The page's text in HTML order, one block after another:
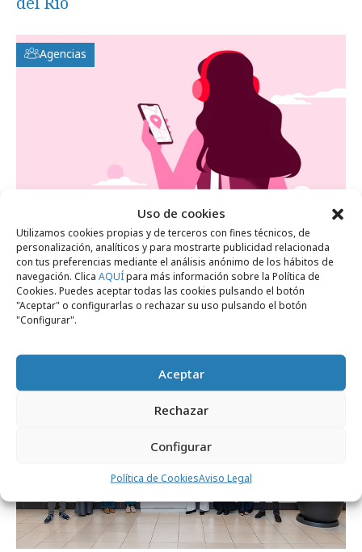
Uso de cookies
Utilizamos cookies propias y de terceros con fines técnicos, de
personalización, analíticos y para mostrarte publicidad relacionada
con tus preferencias mediante el análisis anónimo de los hábitos de
navegación. Clica AQUÍpara más información sobre la Política de
Cookies. Puedes aceptar todas las cookies pulsando el botón
"Aceptar" o configurarlas o rechazar su uso pulsando el botón
"Configurar".
Aceptar
Rechazar
Configurar
Política de CookiesAviso Legal
Agencias
jueves, 19 de febrero 2026
Mapfre confía a Apple Tree la gestión de su
canal en TikTok